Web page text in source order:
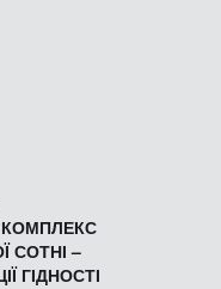
СОТНІ –
ГІДНОСТІ